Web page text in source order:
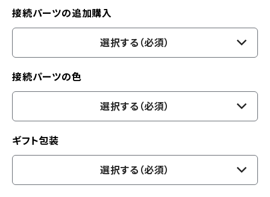
接続パーツの追加購入
選択する（必須）
接続パーツの色
選択する（必須）
ギフト包装
選択する（必須）